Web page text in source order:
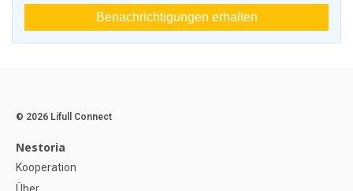
Benachrichtigungen erhalten
© 2026 Lifull Connect
Nestoria
Kooperation